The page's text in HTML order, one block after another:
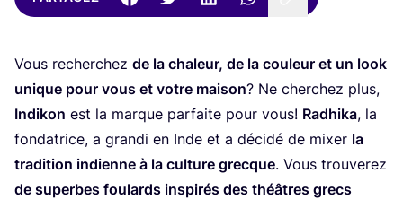
Vous recher­chez de la cha­leur, de la cou­leur et un look
unique pour vous et votre mai­son? Ne cher­chez plus,
Indi­kon est la marque par­faite pour vous! Radhi­ka, la
fon­da­trice, a gran­di en Inde et a déci­dé de mixer la
tra­di­tion indienne à la culture grecque. Vous trou­ve­rez
de superbes fou­lards ins­pi­rés des théâtres grecs